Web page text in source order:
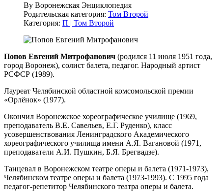
By Воронежская Энциклопедия
Родительская категория: Том Второй
Категория: П | Том Второй
Попов Евгений Митрофанович (родился 11 июля 1951 года,
город Воронеж), солист балета, педагог. Народный артист
РСФСР (1989).
Лауреат Челябинской областной комсомольской премии
«Орлёнок» (1977).
Окончил Воронежское хореографическое училище (1969,
преподаватель В.Е. Савельев, Е.Г. Руденко), класс
усовершенствования Ленинградского Академического
хореографического училища имени А.Я. Вагановой (1971,
преподаватели А.И. Пушкин, Б.Я. Брегвадзе).
Танцевал в Воронежском театре оперы и балета (1971-1973),
Челябинском театре оперы и балета (1973-1993). С 1995 года
педагог-репетитор Челябинского театра оперы и балета.